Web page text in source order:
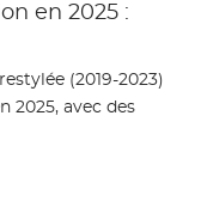
en 2025 :
(2019-2023)
2025, avec des